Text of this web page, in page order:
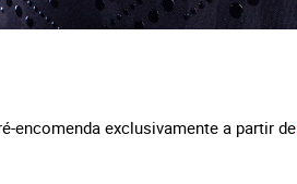
encomenda exclusivamente a partir de